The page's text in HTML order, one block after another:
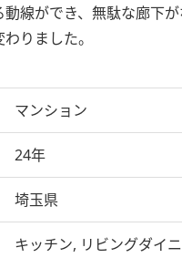
動線ができ、無駄な廊下
りました。
マンション
24年
埼玉県
キッチン, リビングダイ